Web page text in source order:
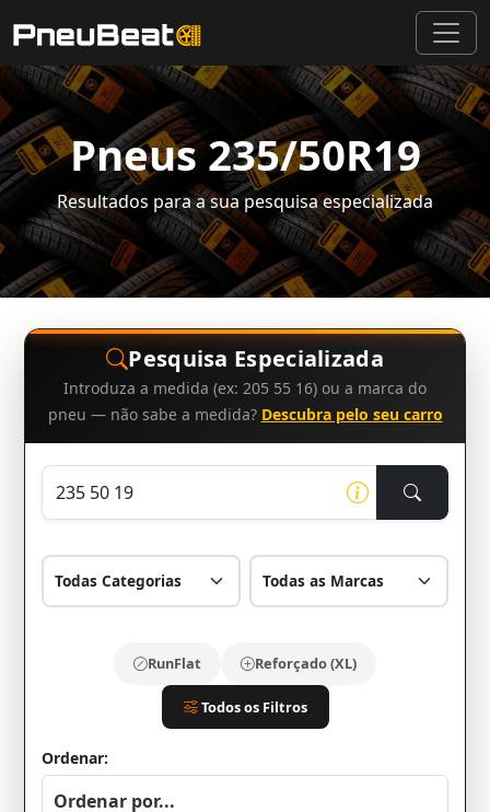
Pneus 235/50R19
Resultados para a sua pesquisa especializada
Pesquisa Especializada
Introduza a medida (ex: 205 55 16) ou a marca do
pneu — não sabe a medida? Descubra pelo seu carro
RunFlat Reforçado (XL)
Todos os Filtros
Ordenar: